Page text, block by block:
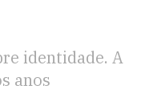
identidade. A
anos